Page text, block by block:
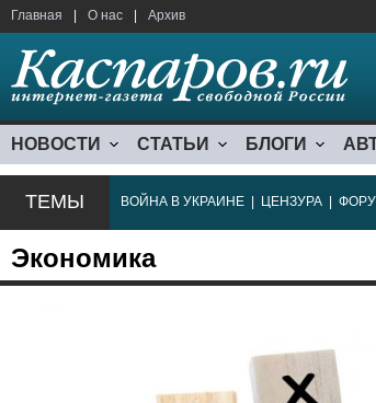
Главная О нас Архив
НОВОСТИ СТАТЬИ БЛОГИ
ТЕМЫ ВОЙНА В УКРАИНЕ ЦЕНЗУРА
Экономика